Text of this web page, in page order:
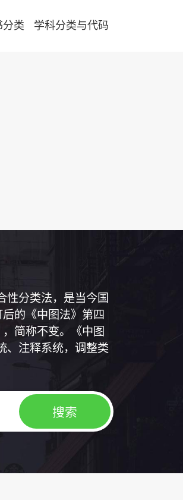
分类 学科分类与代码
性分类法，是当今国
的《中图法》第四
简称不变。《中图
、注释系统，调整类